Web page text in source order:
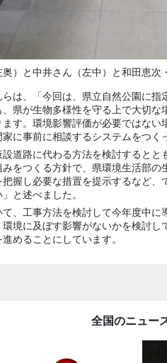
）と中井さん（左中）と和田恵次
は、「今回は、県立自然公園に
県が生物多様性を守る上で大切
す。環境影響評価が必要ではな
に事前に相談するシステムをつく
道路に代わる方法を検討すると
をつくる方針で、県環境生活部
握し必要な措置を提示するなど
と述べました。
、工事方法を検討して今年度中
境に及ぼす影響がないかを検討
めることにしています。
全国のニュー